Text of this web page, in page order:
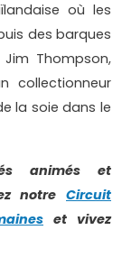
où les
des barques
Thompson,
collectionneur
la soie dans le
animés et
notre Circuit
et vivez